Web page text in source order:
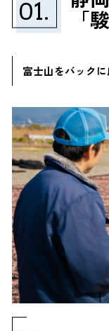
01. 「
富士山をバック